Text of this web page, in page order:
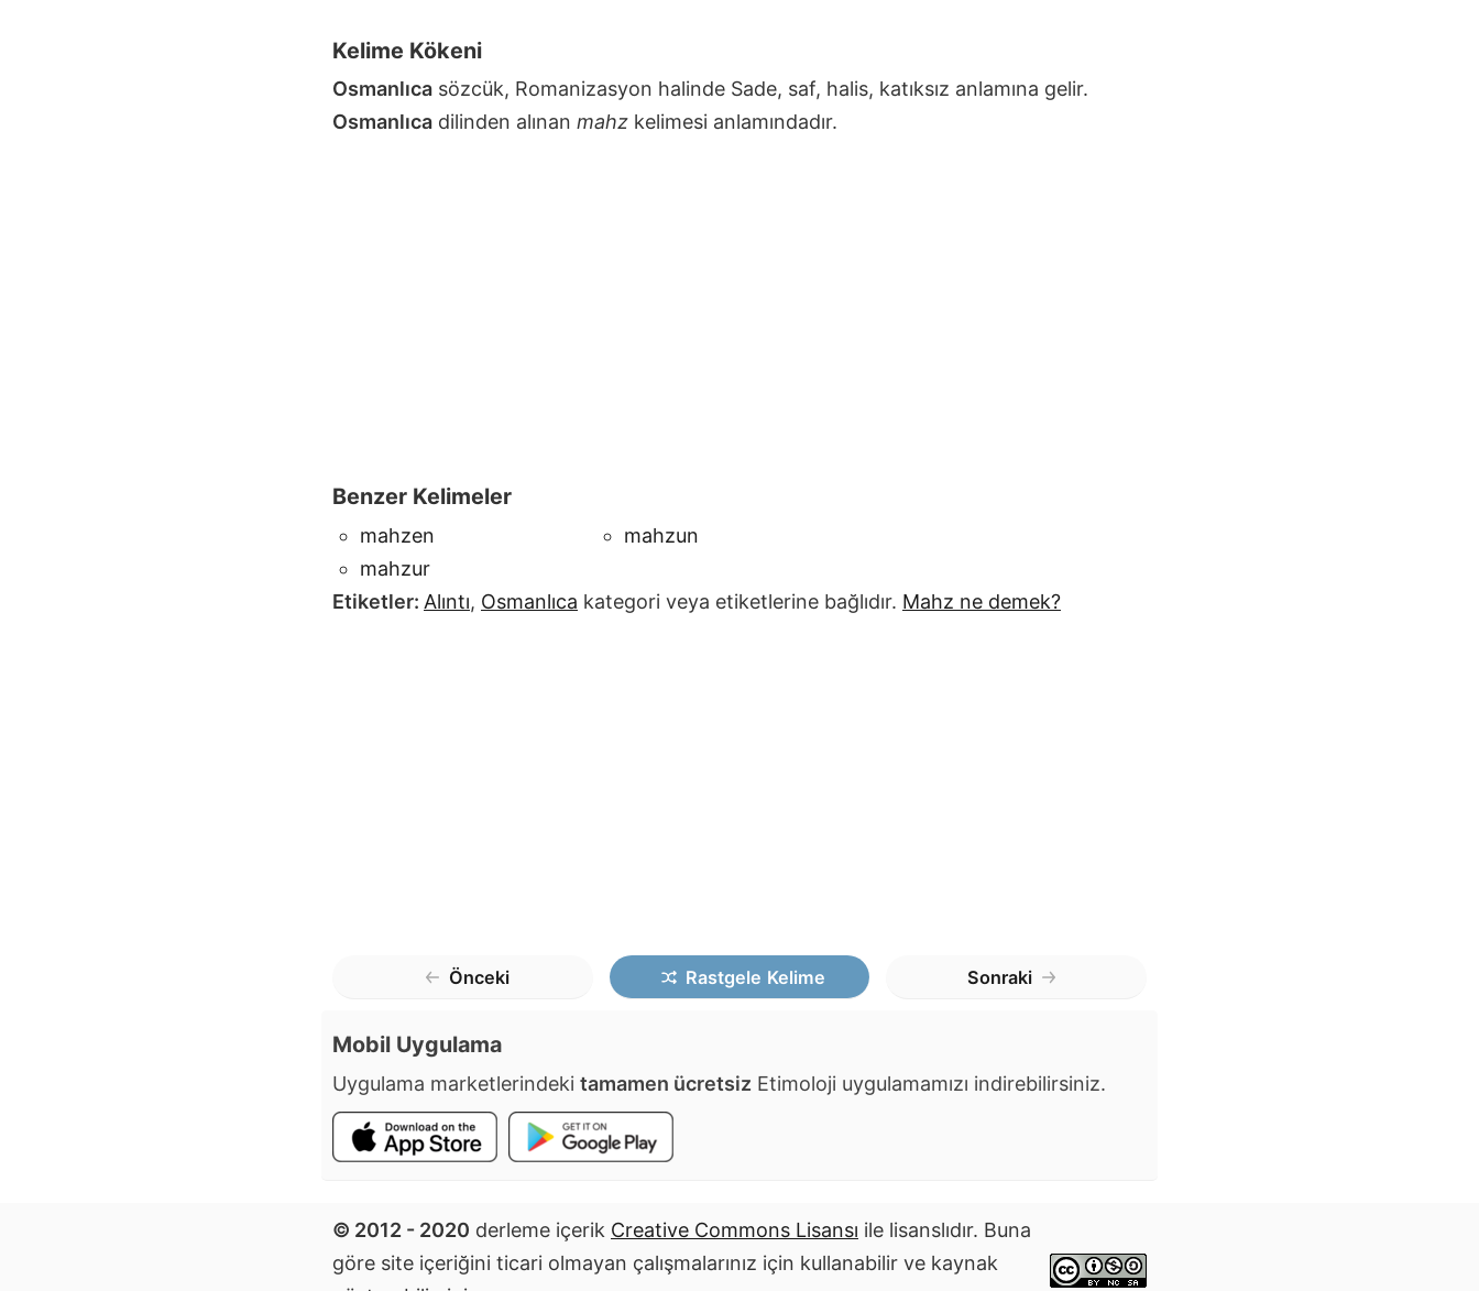
Kelime Kökeni
Osmanlıca sözcük, Romanizasyon halinde Sade, saf, halis, katıksız anlamına gelir.
Osmanlıca dilinden alınan mahz kelimesi anlamındadır.
Benzer Kelimeler
mahzen
mahzun
mahzur
Etiketler: Alıntı, Osmanlıca kategori veya etiketlerine bağlıdır. Mahz ne demek?
Önceki Rastgele Kelime Sonraki
Mobil Uygulama
Uygulama marketlerindeki tamamen ücretsiz Etimoloji uygulamamızı indirebilirsiniz.
© 2012 - 2020 derleme içerik Creative Commons Lisansı ile lisanslıdır. Buna
göre site içeriğini ticari olmayan çalışmalarınız için kullanabilir ve kaynak